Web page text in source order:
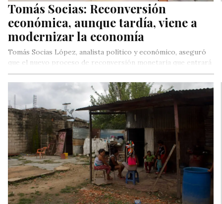
Tomás Socias: Reconversión
económica, aunque tardía, viene a
modernizar la economía
Tomás Socias López, analista político y económico, aseguró
que el nuevo proceso de reconversión monetaria que entrará
en vigencia el…